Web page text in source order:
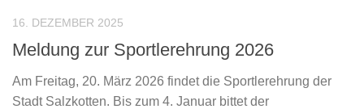
16. DEZEMBER 2025
Meldung zur Sportlerehrung 2026
Am Freitag, 20. März 2026 findet die Sportlerehrung der
Stadt Salzkotten. Bis zum 4. Januar bittet der